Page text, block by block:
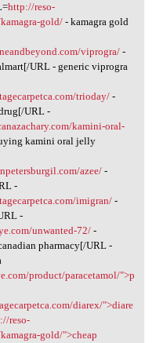
http://reso-
gold/- kamagra gold
viprogra/-
URL - generic viprogra
trioday/-
URL -
kamini-oral-
kamini oral jelly
azee/-
-
imigran/-
-
unwanted-72/-
pharmacy[/URL -
product/paracetamol/">p
diarex/">diare
reso-
gold/">cheap